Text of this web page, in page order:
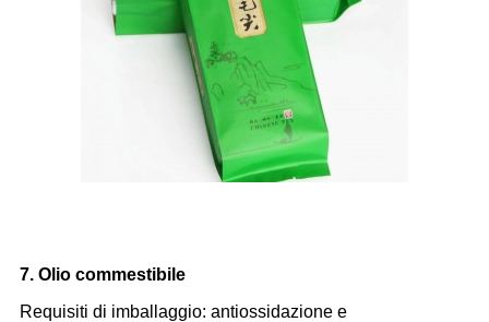
7. Olio commestibile
Requisiti di imballaggio: antiossidazione e